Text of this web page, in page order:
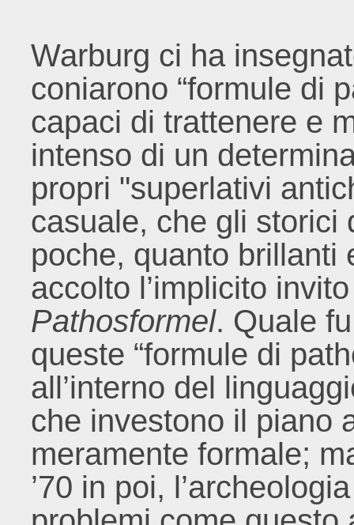
Warburg ci ha
coniarono “formule di
capaci di trattenere e
intenso di un
propri "superlativi
casuale, che gli storici
poche, quanto brillanti
accolto l’implicito
Pathosformel. Quale
queste “formule di
all’interno del
che investono il piano
meramente formale;
’70 in poi,